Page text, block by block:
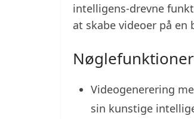
intelligens-drevne
at skabe videoer på
Videogenerering
sin kunstige